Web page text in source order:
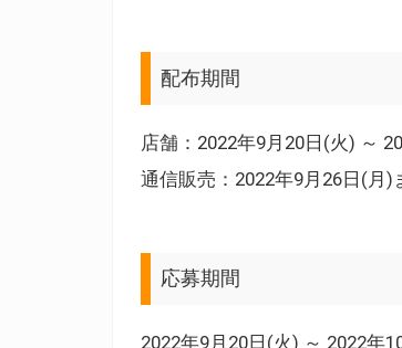
配布期間
店舗：2022年9月20日(火) ～
通信販売：2022年9月26日(月
応募期間
2022年9月20日(火) ～ 2022年